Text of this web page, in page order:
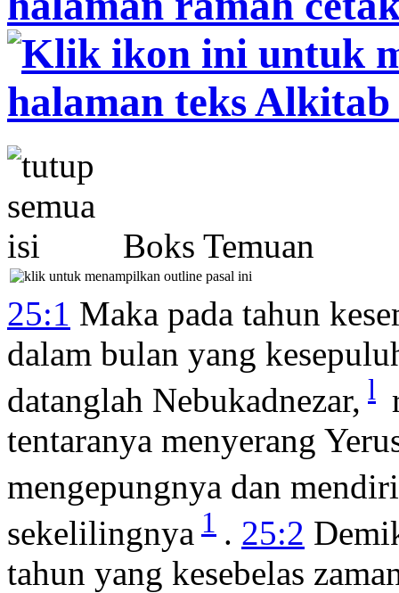
Boks Temuan
25:1 Maka pada tahun
dalam bulan yang
datanglah Nebukadnezar, l
tentaranya menyerang
mengepungnya dan
sekelilingnya 1 . 25:2
tahun yang kesebelas